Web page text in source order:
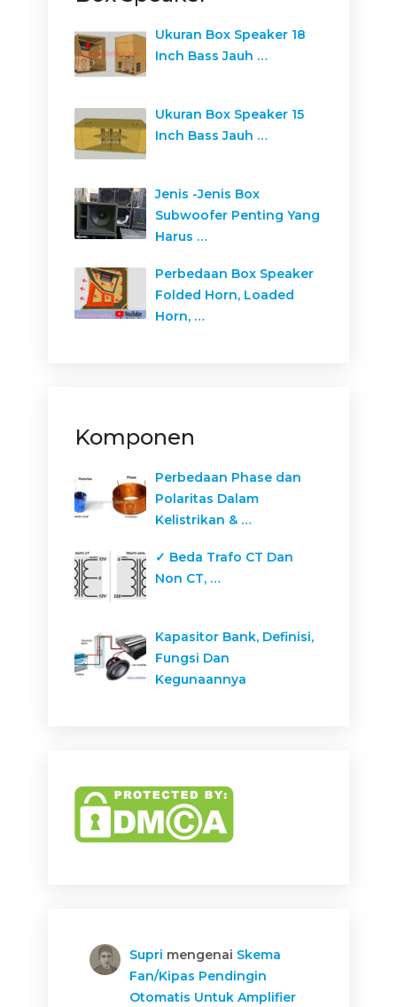
Ukuran Box Speaker 18
Inch Bass Jauh …
Ukuran Box Speaker 15
Inch Bass Jauh …
Jenis -Jenis Box
Subwoofer Penting Yang
Harus …
Perbedaan Box Speaker
Folded Horn, Loaded
Horn, …
Komponen
Perbedaan Phase dan
Polaritas Dalam
Kelistrikan & …
✓ Beda Trafo CT Dan
Non CT, …
Kapasitor Bank, Definisi,
Fungsi Dan
Kegunaannya
Supri mengenai Skema
Fan/Kipas Pendingin
Otomatis Untuk Amplifier